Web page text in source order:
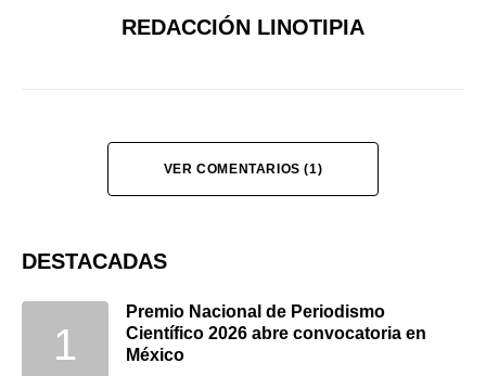
REDACCIÓN LINOTIPIA
VER COMENTARIOS (1)
DESTACADAS
Premio Nacional de Periodismo
Científico 2026 abre convocatoria en
México